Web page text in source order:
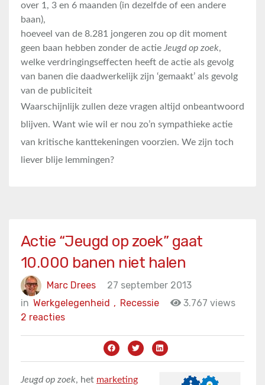
over 1, 3 en 6 maanden (in dezelfde of een andere
baan),
hoeveel van de 8.281 jongeren zou op dit moment
geen baan hebben zonder de actie Jeugd op zoek,
welke verdringingseffecten heeft de actie als gevolg
van banen die daadwerkelijk zijn ‘gemaakt’ als gevolg
van de publiciteit
Waarschijnlijk zullen deze vragen altijd onbeantwoord
blijven. Want wie wil er nou zo’n sympathieke actie
van kritische kanttekeningen voorzien. We zijn toch
liever blije lemmingen?
Actie “Jeugd op zoek” gaat
10.000 banen niet halen
Marc Drees
27 september 2013
in
Recessie
Werkgelegenheid ,
3.767 views
2 reacties
Jeugd op zoek, het marketing